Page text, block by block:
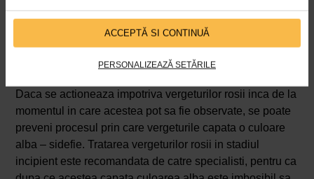
ACCEPTĂ SI CONTINUĂ
PERSONALIZEAZĂ SETĂRILE
favorizeaza si grabesc procesul de vindecare. In situatia
in care alternativele mai simple de tratament nu conduc
Daca se actioneaza impotriva vergeturilor rosii inca de la
momentul in care acestea pot sa fie observate, se poate
preveni procesul prin care vergeturile capata o culoare
alba – sidefie. Tratarea vergeturilor rosii in stadiul
incipient este recomandata de catre specialisti, pentru ca